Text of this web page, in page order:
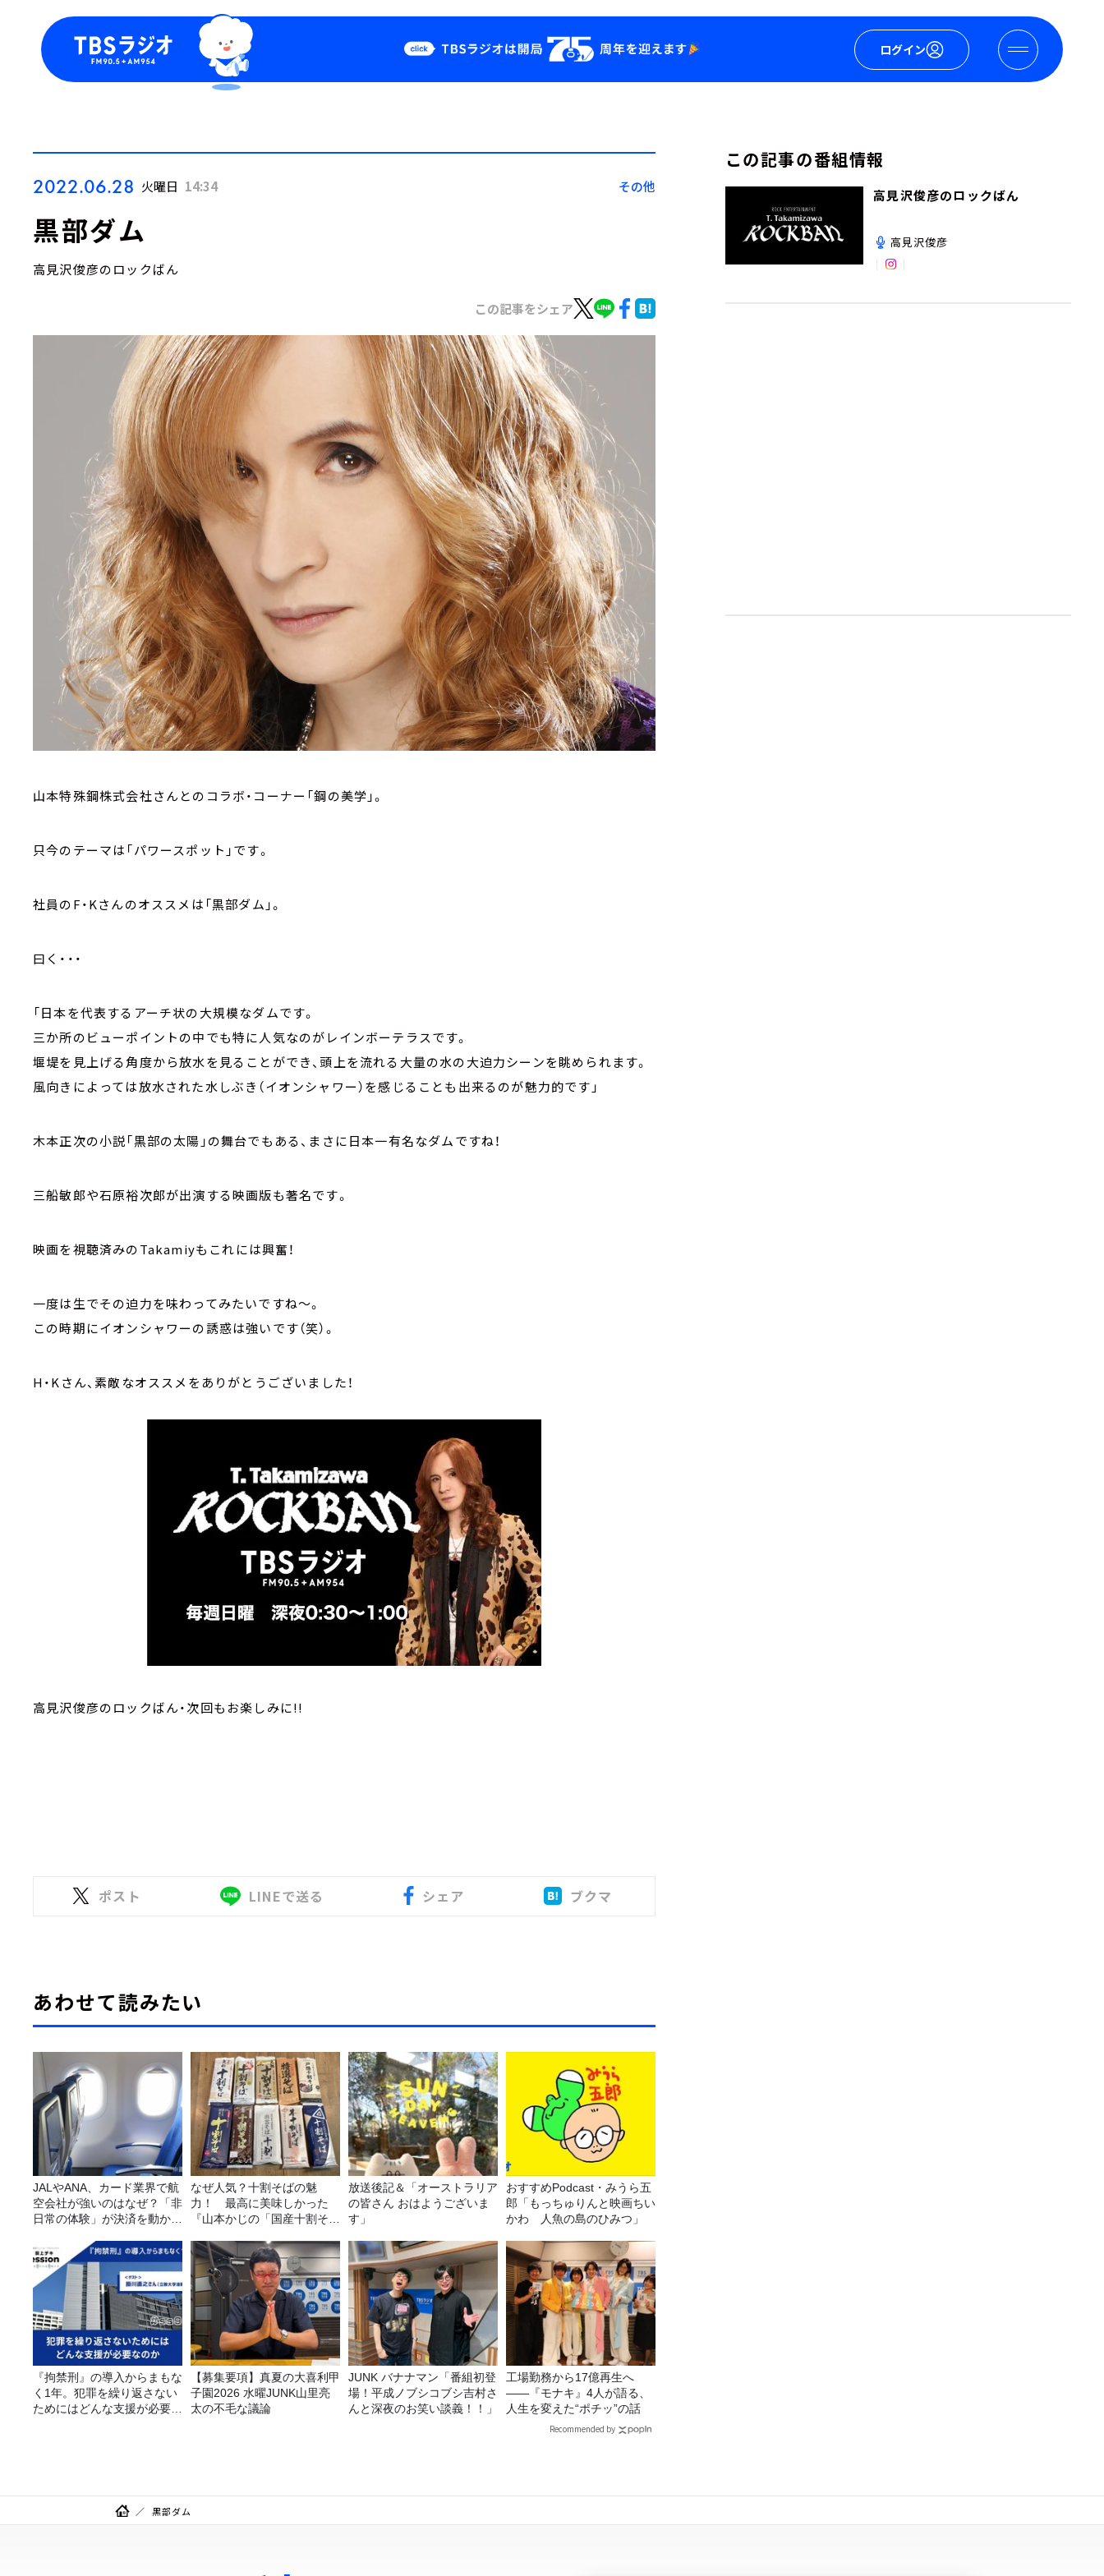
ログイン
Podcast
YouTube
2022.06.28 火曜日 14:34 その他
黒部ダム
高見沢俊彦のロックばん
この記事をシェア
山本特殊鋼株式会社さんとのコラボ・コーナー「鋼の美学」。
只今のテーマは「パワースポット」です。
社員のF・Kさんのオススメは「黒部ダム」。
曰く・・・
「日本を代表するアーチ状の大規模なダムです。
三か所のビューポイントの中でも特に人気なのがレインボーテラスです。
堰堤を見上げる角度から放水を見ることができ、頭上を流れる大量の水の大迫力シーンを眺められます。
風向きによっては放水された水しぶき（イオンシャワー）を感じることも出来るのが魅力的です」
木本正次の小説「黒部の太陽」の舞台でもある、まさに日本一有名なダムですね！
三船敏郎や石原裕次郎が出演する映画版も著名です。
映画を視聴済みのTakamiyもこれには興奮！
一度は生でその迫力を味わってみたいですね～。
この時期にイオンシャワーの誘惑は強いです（笑）。
H・Kさん、素敵なオススメをありがとうございました！
高見沢俊彦のロックばん・次回もお楽しみに!!
ポスト LINEで送る シェア ブクマ
あわせて読みたい
JALやANA、カード業界で航
空会社が強いのはなぜ？「非
日常の体験」が決済を動かす
なぜ人気？十割そばの魅
力！ 最高に美味しかった
『山本かじの「国産十割そ
種食べ比べ】
放送後記＆「オーストラリア
の皆さん おはようございま
す」
おすすめPodcast・みうら五
郎「もっちゅりんと映画ちい
かわ 人魚の島のひみつ」
『拘禁刑』の導入からまもな
く1年。犯罪を繰り返さない
ためにはどんな支援が必要な
【募集要項】真夏の大喜利甲
子園2026 水曜JUNK山里亮
太の不毛な議論
JUNK バナナマン「番組初登
場！平成ノブシコブシ吉村さ
んと深夜のお笑い談義！！」
工場勤務から17億再生へ
——『モナキ』4人が語る、
人生を変えた“ポチッ”の話
Recommended by
この記事の番組情報
高見沢俊彦のロックばん
高見沢俊彦
黒部ダム